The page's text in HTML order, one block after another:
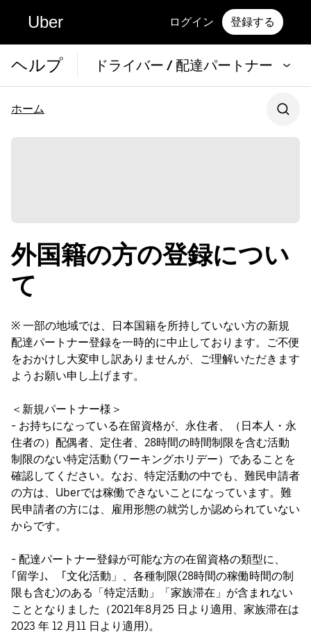
Uber ログイン 登録する
ヘルプ ドライバー / 配達パートナー
ホーム
外国籍の方の登録につい
て
※ 一部の地域では、日本国籍を所持していない方の新規
配達パートナー登録を一時的に中止しております。ご不便
をおかけし大変申し訳ありませんが、ご理解いただきます
ようお願い申し上げます。
＜新規パートナー様＞
- お持ちになっている在留資格が、永住者、（日本人・永
住者の）配偶者、定住者、28時間の時間制限を含む活動
制限のない特定活動 (ワーキングホリデー）であることを
確認してください。なお、特定活動の中でも、難民申請者
の方は、Uberでは稼働できないことになっています。難
民申請者の方には、雇用形態の就労しか認められていない
からです。
- 配達パートナー登録が可能な方の在留資格の類型に、
｢留学｣、「文化活動」、各種制限(28時間の稼働時間の制
限も含む)のある「特定活動」「家族滞在」が含まれない
こととなりました（2021年8月25 日より適用、家族滞在は
2023 年 12 月11 日より適用)。